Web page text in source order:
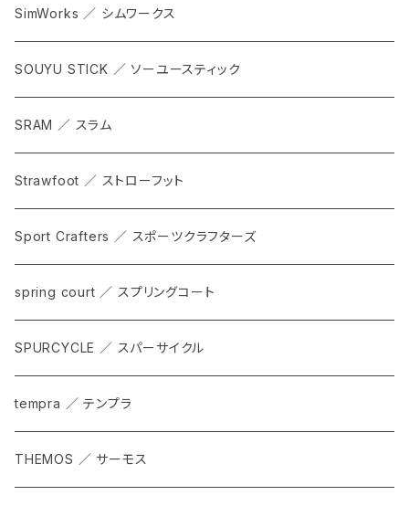
SimWorks ／ シムワークス
SOUYU STICK ／ ソーユースティック
SRAM ／ スラム
Strawfoot ／ ストローフット
Sport Crafters ／ スポーツクラフターズ
spring court ／ スプリングコート
SPURCYCLE ／ スパーサイクル
tempra ／ テンプラ
THEMOS ／ サーモス